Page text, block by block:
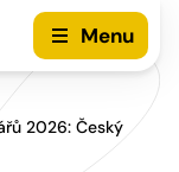
Menu
2026: Český